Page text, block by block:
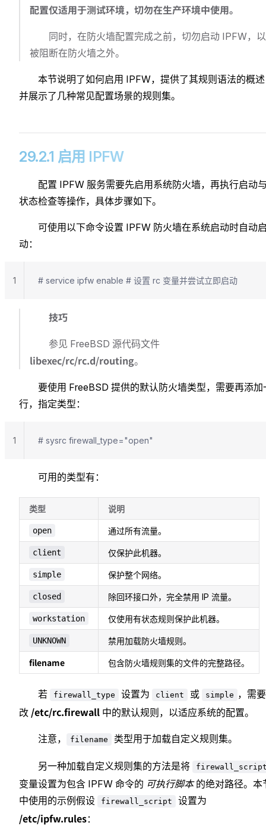
配置仅适用于测试环境，切勿在生产环境中使用。
同时，在防火墙配置完成之前，切勿启动 IPFW，
被阻断在防火墙之外。
本节说明了如何启用 IPFW，提供了其规则语法的概
并展示了几种常见配置场景的规则集。
29.2.1 启用 IPFW
配置 IPFW 服务需要先启用系统防火墙，再执行启动
状态检查等操作，具体步骤如下。
可使用以下命令设置 IPFW 防火墙在系统启动时自动
动：
# service ipfw enable # 设置 rc 变量并尝试立即启动
1
技巧
参见 FreeBSD 源代码文件
libexec/rc/rc.d/routing。
要使用 FreeBSD 提供的默认防火墙类型，需要再添加
行，指定类型：
# sysrc firewall_type="open"
1
可用的类型有：
类型 说明
open 通过所有流量。
client 仅保护此机器。
simple 保护整个网络。
closed 除回环接口外，完全禁用 IP 流量。
workstation 仅使用有状态规则保护此机器。
UNKNOWN 禁用加载防火墙规则。
filename 包含防火墙规则集的文件的完整路径。
若 firewall_type 设置为 client 或 simple ，需
改 /etc/rc.firewall 中的默认规则，以适应系统的配置。
注意， filename 类型用于加载自定义规则集。
另一种加载自定义规则集的方法是将
变量设置为包含 IPFW 命令的 可执行脚本的绝对路径。本
中使用的示例假设
firewall_script 设置为
/etc/ipfw.rules：